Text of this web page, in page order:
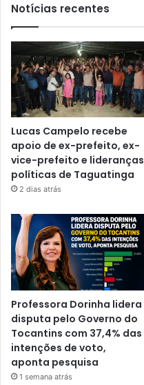
Notícias recentes
Lucas Campelo recebe
apoio de ex-prefeito, ex-
vice-prefeito e lideranças
políticas de Taguatinga
2 dias atrás
Professora Dorinha lidera
disputa pelo Governo do
Tocantins com 37,4% das
intenções de voto,
aponta pesquisa
1 semana atrás